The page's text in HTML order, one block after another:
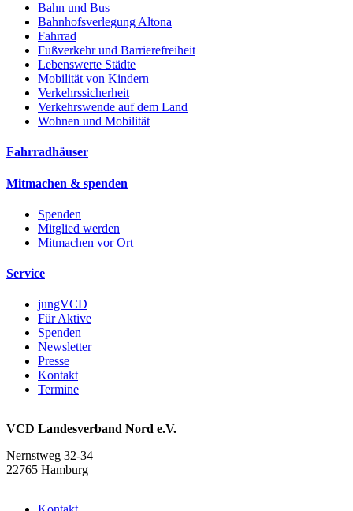
Bahn und Bus
Bahnhofsverlegung Altona
Fahrrad
Fußverkehr und Barrierefreiheit
Lebenswerte Städte
Mobilität von Kindern
Verkehrssicherheit
Verkehrswende auf dem Land
Wohnen und Mobilität
Fahrradhäuser
Mitmachen & spenden
Spenden
Mitglied werden
Mitmachen vor Ort
Service
jungVCD
Für Aktive
Spenden
Newsletter
Presse
Kontakt
Termine
VCD Landesverband Nord e.V.
Nernstweg 32-34
22765 Hamburg